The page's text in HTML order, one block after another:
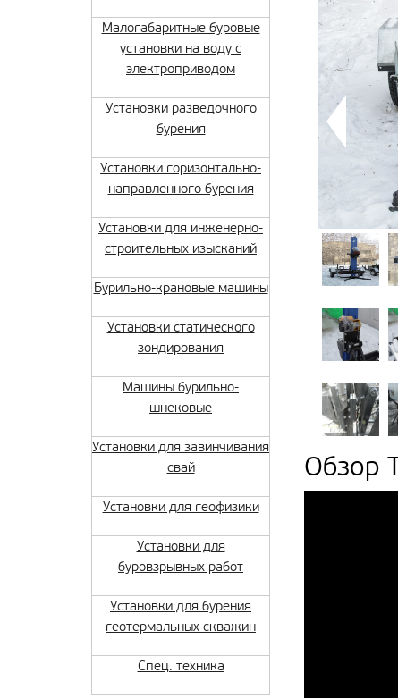
Малогабаритные буровые
установки на воду с
электроприводом
Установки разведочного
бурения
Установки горизонтально-
направленного бурения
Установки для инженерно-
строительных изысканий
Бурильно-крановые машины
Установки статического
зондирования
Машины бурильно-
шнековые
Установки для завинчивания
свай
Установки для геофизики
Установки для
буровзрывных работ
Установки для бурения
геотермальных скважин
Спец. техника
Обзор